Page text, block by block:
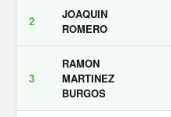
2
JOAQUIN
ROMERO
3
RAMON
MARTINEZ
BURGOS